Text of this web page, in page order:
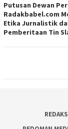
Putusan Dewan
Radakbabel.com
Etika Jurnalistik
Pemberitaan Tin